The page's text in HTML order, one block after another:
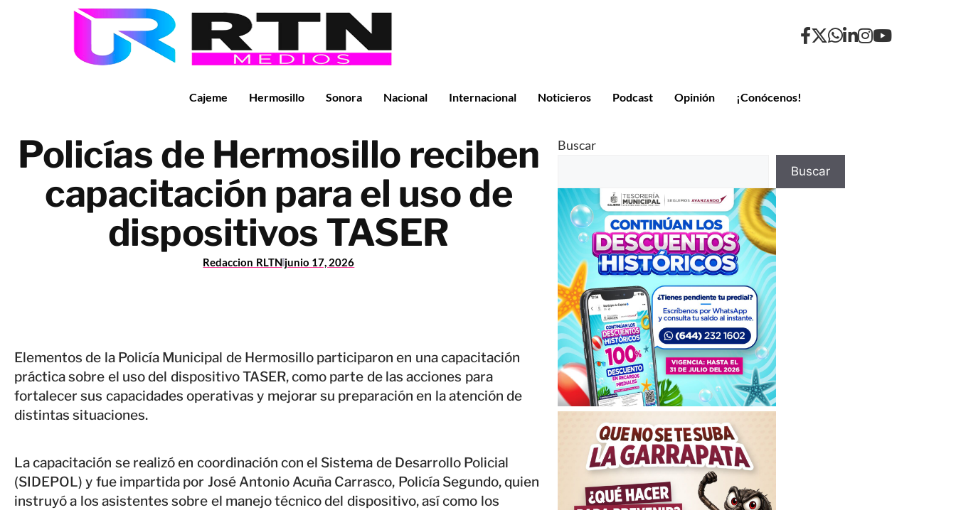
Cajeme Hermosillo Sonora Nacional Internacional Noticieros Podcast Opinión ¡Conócenos!
Policías de Hermosillo reciben
capacitación para el uso de
dispositivos TASER
Redaccion RLTNjunio 17, 2026
Elementos de la Policía Municipal de Hermosillo participaron en una capacitación
práctica sobre el uso del dispositivo TASER, como parte de las acciones para
fortalecer sus capacidades operativas y mejorar su preparación en la atención de
distintas situaciones.
La capacitación se realizó en coordinación con el Sistema de Desarrollo Policial
(SIDEPOL) y fue impartida por José Antonio Acuña Carrasco, Policía Segundo, quien
instruyó a los asistentes sobre el manejo técnico del dispositivo, así como los
Buscar
Buscar